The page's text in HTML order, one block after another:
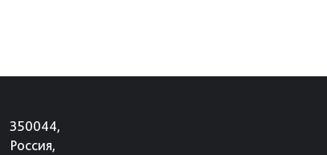
350044,
Россия,